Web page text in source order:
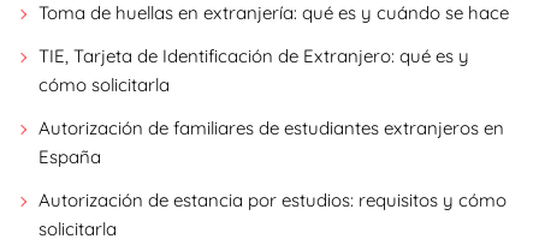
Toma de huellas en extranjería: qué es y cuándo se hace
TIE, Tarjeta de Identificación de Extranjero: qué es y
cómo solicitarla
Autorización de familiares de estudiantes extranjeros en
España
Autorización de estancia por estudios: requisitos y cómo
solicitarla